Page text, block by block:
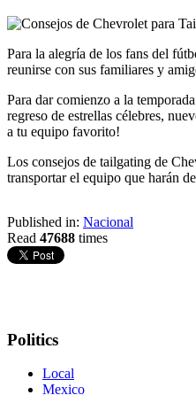
Para la alegría de los fans del
reunirse con sus familiares y
Para dar comienzo a la
regreso de estrellas célebres,
a tu equipo favorito!
Los consejos de tailgating de
transportar el equipo que harán
Published in: Nacional
Read 47688 times
Politics
Local
Mexico